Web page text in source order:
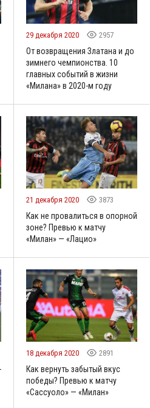
29 декабря 2020 2957
От возвращения Златана и до
зимнего чемпионства. 10
главных событий в жизни
«Милана» в 2020-м году
21 декабря 2020 3873
Как не провалиться в опорной
зоне? Превью к матчу
«Милан» — «Лацио»
18 декабря 2020 2891
Как вернуть забытый вкус
победы? Превью к матчу
«Сассуоло» — «Милан»